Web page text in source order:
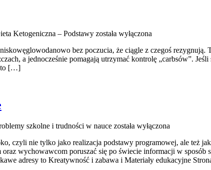
Ketogeniczna – Podstawy została wyłączona
bez poczucia, że ciągle z czegoś
a jednocześnie pomagają utrzymać kontrolę „carbsów”.
[…]
szkolne i trudności w nauce została wyłączona
czyli nie tylko jako realizacja podstawy programowej, ale też
wychowawcom poruszać się po świecie informacji w sposób
adresy to Kreatywność i zabawa i Materiały edukacyjne